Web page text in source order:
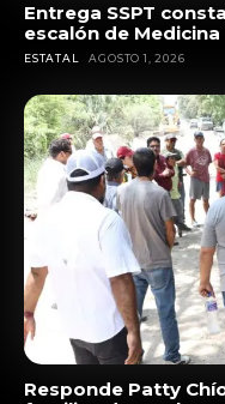
Entrega SSPT
escalón de
ESTATAL AGOSTO 1, 2026
Responde Patty